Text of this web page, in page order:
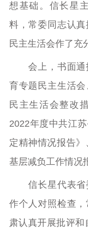
想基础。信长星
料，常委同志认
民主生活会作了充
会上，书面通
育专题民主生活
民主生活会整改
2022年度中共江
定精神情况报告
基层减负工作情况
信长星代表省
作个人对照检查
肃认真开展批评和